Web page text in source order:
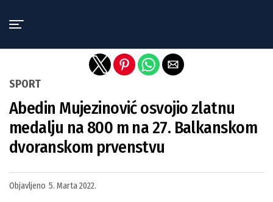
SPORT
Abedin Mujezinović osvojio zlatnu
medalju na 800 m na 27. Balkanskom
dvoranskom prvenstvu
Objavljeno 5. Marta 2022.